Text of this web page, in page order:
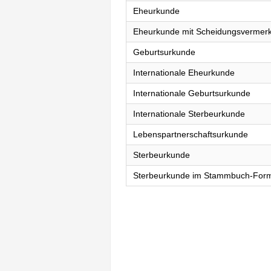
Eheurkunde
Eheurkunde mit
Geburtsurkunde
Internationale Eheurkunde
Internationale Geburtsurkunde
Internationale Sterbeurkunde
Lebenspartnerschaftsurkunde
Sterbeurkunde
Sterbeurkunde im Stammbuch-